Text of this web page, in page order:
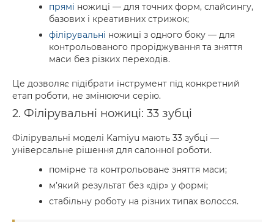
прямі ножиці — для точних форм, слайсингу,
базових і креативних стрижок;
філірувальні ножиці з одного боку — для
контрольованого проріджування та зняття
маси без різких переходів.
Це дозволяє підібрати інструмент під конкретний
етап роботи, не змінюючи серію.
2. Філірувальні ножиці: 33 зубці
Філірувальні моделі Kamiyu мають 33 зубці —
універсальне рішення для салонної роботи.
помірне та контрольоване зняття маси;
м’який результат без «дір» у формі;
стабільну роботу на різних типах волосся.